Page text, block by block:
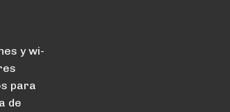
y wi-
para
de